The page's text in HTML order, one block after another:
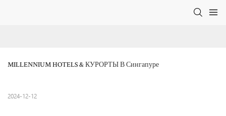
MILLENNIUM HOTELS & КУРОРТЫ В Сингапуре
2024-12-12